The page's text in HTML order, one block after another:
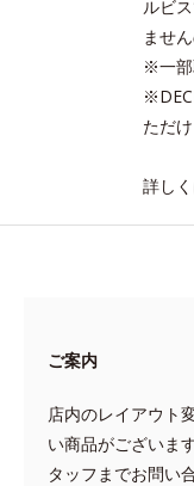
ルビ
ませ
※一部
ただけ
詳し
ご案内
店内のレイアウト
い商品がございま
タッフまでお問い